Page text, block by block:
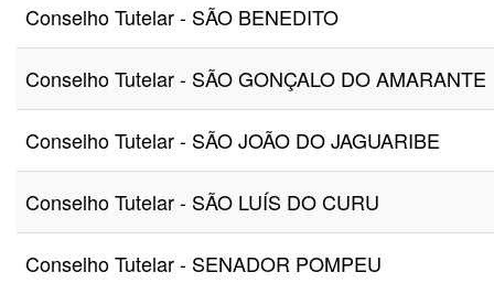
Conselho Tutelar - SÃO BENEDITO
Conselho Tutelar - SÃO GONÇALO DO AMARANTE
Conselho Tutelar - SÃO JOÃO DO JAGUARIBE
Conselho Tutelar - SÃO LUÍS DO CURU
Conselho Tutelar - SENADOR POMPEU